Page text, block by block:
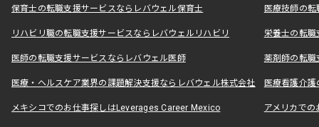
保育士の転職支援サービスならレバウェル保育士 医療技師の
リハビリ職の転職支援サービスならレバウェルリハビリ 栄養士の転
医師の転職支援サービスならレバウェル医師 薬剤師の転
医療・ヘルスケア業界の課題解決支援ならレバウェル株式会社 医療看護介
メキシコでのお仕事探しはLeverages Career Mexico アメリカで